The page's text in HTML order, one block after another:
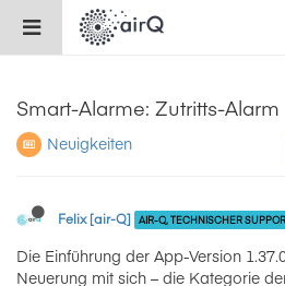
Smart-Alarme: Zutritts-Alarm
Neuigkeiten
Felix [air-Q] AIR-Q, TECHNISCHER
Die Einführung der App-Version
Neuerung mit sich – die Kategorie